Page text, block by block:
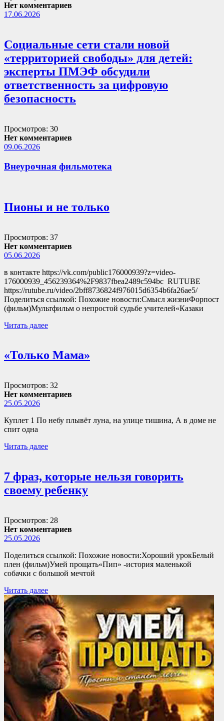
Нет комментариев
17.06.2026
Социальные сети стали новой
«территорией свободы» для детей:
эксперты ПМЭФ обсудили
ответственность за цифровую
безопасность
Просмотров: 30
Нет комментариев
09.06.2026
Внеурочная фильмотека
Пионы и не только
Просмотров: 37
Нет комментариев
05.06.2026
в контакте https://vk.com/public176000939?z=video-
176000939_456239364%2F9837fbea2489c594bc RUTUBE
https://rutube.ru/video/2bff8736824f976015d6354b6fa26ae5/
Поделиться ссылкой: Похожие новости:Смысл жизниФорпост
(фильм)Мультфильм о непростой судьбе учителей«Казаки
Читать далее
«Только Мама»
Просмотров: 32
Нет комментариев
25.05.2026
Куплет 1 По небу плывёт луна, на улице тишина, А в доме не
спит одна
Читать далее
7 фраз, которые нельзя говорить
своему ребенку
Просмотров: 28
Нет комментариев
25.05.2026
Поделиться ссылкой: Похожие новости:Хороший урокБелый
плен (фильм)Умей прощать«Пип» -история маленькой
собачки с большой мечтой
Читать далее